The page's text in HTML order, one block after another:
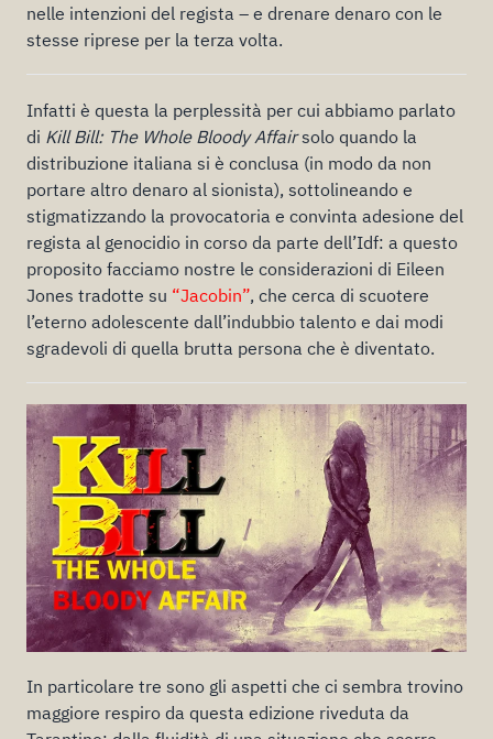
nelle intenzioni del regista – e drenare denaro con le
stesse riprese per la terza volta.
Infatti è questa la perplessità per cui abbiamo parlato
di Kill Bill: The Whole Bloody Affairsolo quando la
distribuzione italiana si è conclusa (in modo da non
portare altro denaro al sionista), sottolineando e
stigmatizzando la provocatoria e convinta adesione del
regista al genocidio in corso da parte dell’Idf: a questo
proposito facciamo nostre le considerazioni di Eileen
Jones tradotte su “Jacobin”, che cerca di scuotere
l’eterno adolescente dall’indubbio talento e dai modi
sgradevoli di quella brutta persona che è diventato.
In particolare tre sono gli aspetti che ci sembra trovino
maggiore respiro da questa edizione riveduta da